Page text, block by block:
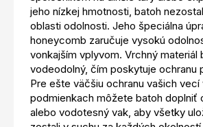
jeho nízkej hmotnosti, batoh
oblasti odolnosti. Jeho špeciálna
honeycomb zaručuje vysokú
vonkajším vplyvom. Vrchný materiál
vodeodolný, čím poskytuje ochranu
Pre ešte väčšiu ochranu vašich
podmienkach môžete batoh doplniť
alebo vodotesný vak, aby všetky